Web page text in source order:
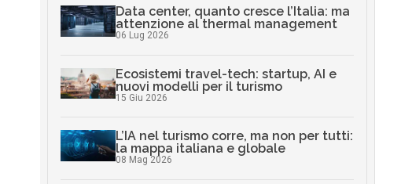
Data center, quanto cresce l’Italia: ma
attenzione al thermal management
06 Lug 2026
Ecosistemi travel-tech: startup, AI e
nuovi modelli per il turismo
15 Giu 2026
L’IA nel turismo corre, ma non per tutti:
la mappa italiana e globale
08 Mag 2026